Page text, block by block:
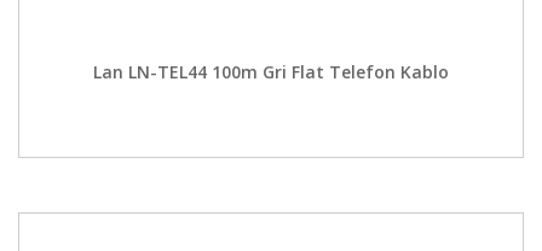
Lan LN-TEL44 100m Gri Flat Telefon Kablo